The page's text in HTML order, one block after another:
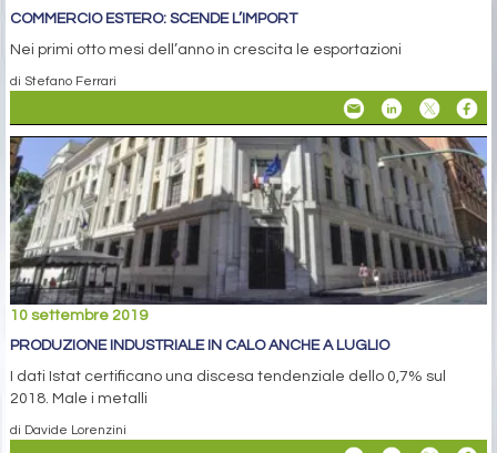
COMMERCIO ESTERO: SCENDE L’IMPORT
Nei primi otto mesi dell’anno in crescita le esportazioni
di Stefano Ferrari
10 settembre 2019
PRODUZIONE INDUSTRIALE IN CALO ANCHE A LUGLIO
I dati Istat certificano una discesa tendenziale dello 0,7% sul
2018. Male i metalli
di Davide Lorenzini